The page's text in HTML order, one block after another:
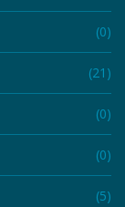
(0)
(21)
(0)
(0)
(5)